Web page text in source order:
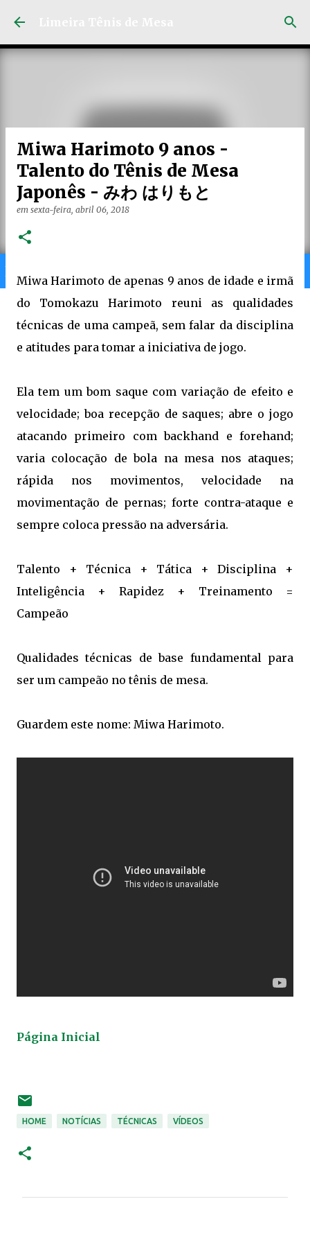
Home Limeira Gran
Miwa Harimoto 9 anos -
Talento do Tênis de Mesa
Japonês - みわ はりもと
em sexta-feira, abril 06, 2018
Miwa Harimoto de apenas 9 anos de idade e irmã
do Tomokazu Harimoto reuni as qualidades
técnicas de uma campeã, sem falar da disciplina
e atitudes para tomar a iniciativa de jogo.
Ela tem um bom saque com variação de efeito e
velocidade; boa recepção de saques; abre o jogo
atacando primeiro com backhand e forehand;
varia colocação de bola na mesa nos ataques;
rápida nos movimentos, velocidade na
movimentação de pernas; forte contra-ataque e
sempre coloca pressão na adversária.
Talento + Técnica + Tática + Disciplina +
Inteligência + Rapidez + Treinamento =
Campeão
Qualidades técnicas de base fundamental para
ser um campeão no tênis de mesa.
Guardem este nome: Miwa Harimoto.
Página Inicial
HOME NOTÍCIAS TÉCNICAS VÍDEOS